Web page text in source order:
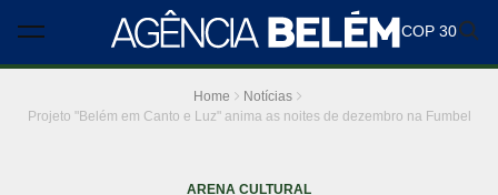
COP 30
Home
Notícias
Projeto "Belém em Canto e Luz" anima as noites de dezembro na Fumbel
ARENA CULTURAL